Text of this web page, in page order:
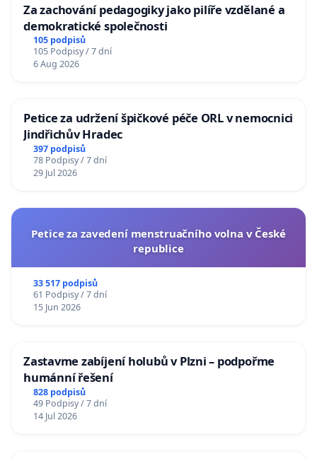
Za zachování pedagogiky jako pilíře vzdělané a
demokratické společnosti
105 podpisů
105 Podpisy / 7 dní
6 Aug 2026
Petice za udržení špičkové péče ORL v nemocnici
Jindřichův Hradec
397 podpisů
78 Podpisy / 7 dní
29 Jul 2026
Petice za zavedení menstruačního volna v České
republice
33 517 podpisů
61 Podpisy / 7 dní
15 Jun 2026
Zastavme zabíjení holubů v Plzni – podpořme
humánní řešení
828 podpisů
49 Podpisy / 7 dní
14 Jul 2026